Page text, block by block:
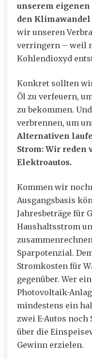
unserem
den Klimawandel
wir unseren
verringern – weil
Kohlendioxyd
Konkret sollten
Öl zu verfeuern,
zu bekommen.
verbrennen, um
Alternativen
Strom: Wir reden
Elektroautos.
Kommen wir
Ausgangsbasis
Jahresbeträge für
Haushaltsstrom
Sparpotenzial.
Stromkosten für
gegenüber. Wer
Photovoltaik-
mindestens ein
zwei E-Autos noch
über die
Gewinn erzielen.